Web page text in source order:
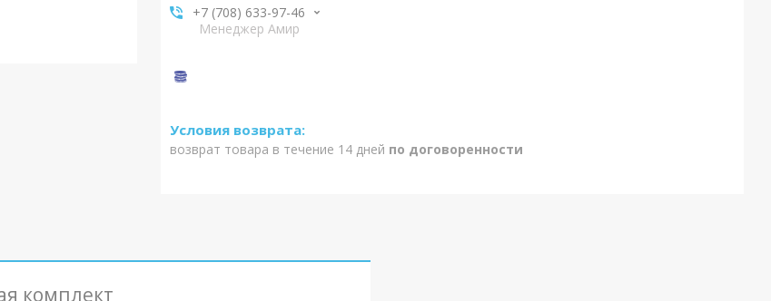
+7 (708) 633-97-46
Менеджер Амир
возврат товара в течение 14 дней по договоренности
комплект